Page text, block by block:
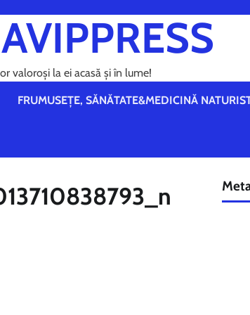
valoroși la ei acasă și în lume!
FRUMUSEȚE, SĂNĂTATE&MEDICINĂ